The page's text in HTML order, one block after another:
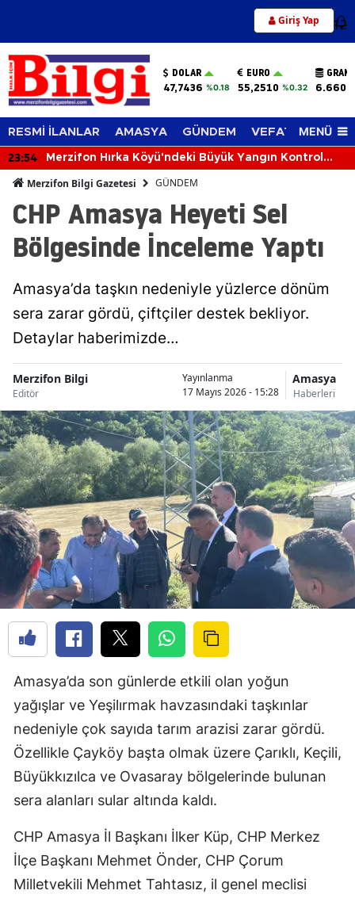
Giriş Yap 12
DOLAR
47,7436 %0.18
EURO
55,2510 %0.32
RESMİ İLANLAR AMASYA GÜNDEM VEFAT EDENLER
MENÜ
23:54
Merzifon Hırka Köyü'ndeki Büyük Yangın Kontrol
Merzifon Bilgi Gazetesi GÜNDEM
CHP Amasya Heyeti Sel
Bölgesinde İnceleme Yaptı
Amasya’da taşkın nedeniyle yüzlerce dönüm
sera zarar gördü, çiftçiler destek bekliyor.
Detaylar haberimizde…
Merzifon Bilgi
Editör
Yayınlanma
17 Mayıs 2026 - 15:28
Amasya
Haberleri
Amasya’da son günlerde etkili olan yoğun
yağışlar ve Yeşilırmak havzasındaki taşkınlar
nedeniyle çok sayıda tarım arazisi zarar gördü.
Özellikle Çayköy başta olmak üzere Çarıklı, Keçili,
Büyükkızılca ve Ovasaray bölgelerinde bulunan
sera alanları sular altında kaldı.
CHP Amasya İl Başkanı İlker Küp, CHP Merkez
İlçe Başkanı Mehmet Önder, CHP Çorum
Milletvekili Mehmet Tahtasız, il genel meclisi